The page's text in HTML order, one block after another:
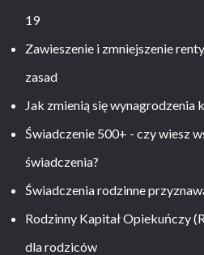
19
Zawieszenie i zmniejszenie
zasad
Jak zmienią się wynagrodzenia
Świadczenie 500+ - czy wiesz
świadczenia?
Świadczenia rodzinne
Rodzinny Kapitał Opiekuńczy
dla rodziców